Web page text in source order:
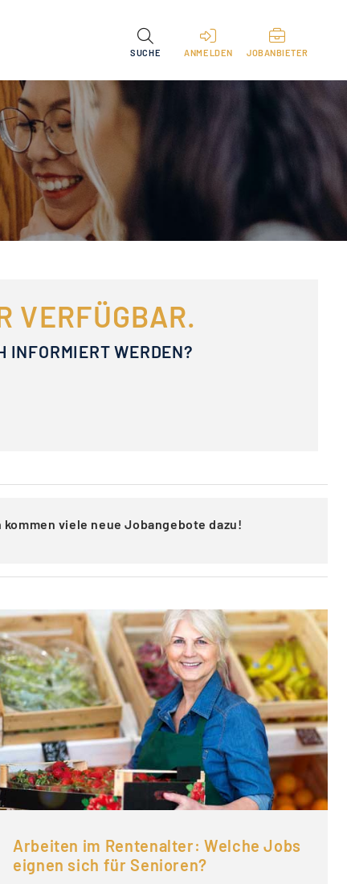
SUCHE ANMELDEN JOBANBIETER
VERFÜGBAR.
INFORMIERT WERDEN?
viele neue Jobangebote dazu!
Arbeiten im Rentenalter: Welche Jobs
eignen sich für Senioren?